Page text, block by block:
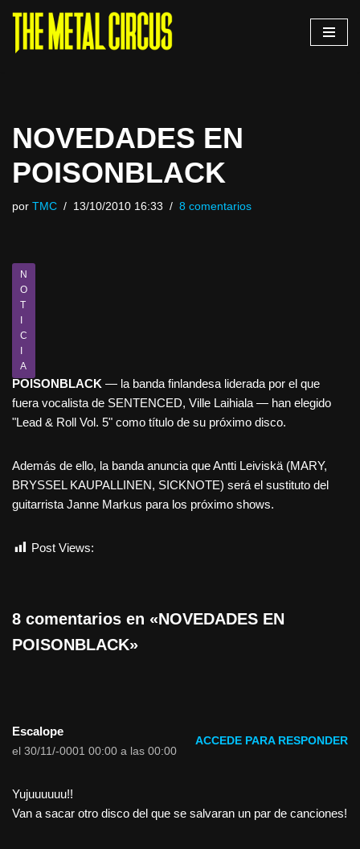
Saltar
NOVEDADES EN
POISONBLACK
por TMC 13/10/2010 16:33 8 comentarios
N
O
T
I
C
I
A
POISONBLACK — la banda finlandesa liderada por el que
fuera vocalista de SENTENCED, Ville Laihiala — han elegido
"Lead & Roll Vol. 5" como título de su próximo disco.
Además de ello, la banda anuncia que Antti Leiviskä (MARY,
BRYSSEL KAUPALLINEN, SICKNOTE) será el sustituto del
guitarrista Janne Markus para los próximo shows.
Post Views:
8 comentarios en «NOVEDADES EN
POISONBLACK»
Escalope
el 30/11/-0001 00:00 a las 00:00
ACCEDE PARA RESPONDER
Yujuuuuuu!!
Van a sacar otro disco del que se salvaran un par de canciones!